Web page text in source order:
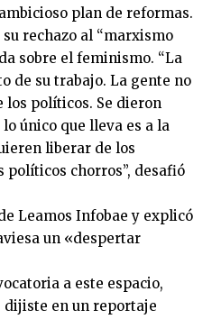
plan de reformas.
rechazo al “marxismo
sobre el feminismo. “La
de su trabajo. La gente no
los políticos. Se dieron
único que lleva es a la
liberar de los
políticos chorros”, desafió
Leamos Infobae y explicó
un «despertar
a este espacio,
dijiste en un reportaje